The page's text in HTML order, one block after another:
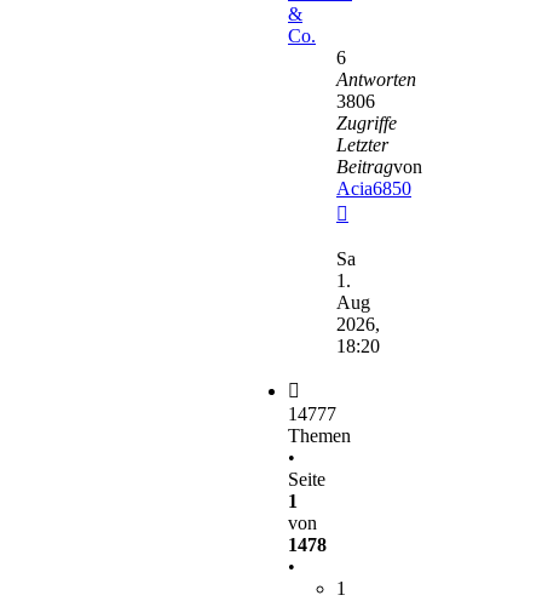
&
Co.
6
Antworten
3806
Zugriffe
Letzter
Beitragvon
Acia6850
Beitrag
Sa
1.
Aug
2026,
18:20
14777
Themen
•
Seite
1
von
1478
•
1